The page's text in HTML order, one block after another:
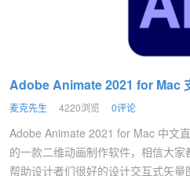
Adobe Animate 2021 for Mac
麦克先生 4220浏览 0评论
Adobe Animate 2021 for Mac 中文
的一款二维动画制作软件，相信大
帮助设计者们很好的设计交互式矢